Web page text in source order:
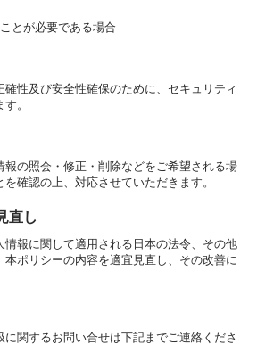
とが必要である場合
確性及び安全性確保のために、セキュリティ
。
報の照会・修正・削除などをご希望される場
確認の上、対応させていただきます。
直し
情報に関して適用される日本の法令、その他
本ポリシーの内容を適宜見直し、その改善に
に関するお問い合せは下記までご連絡くださ